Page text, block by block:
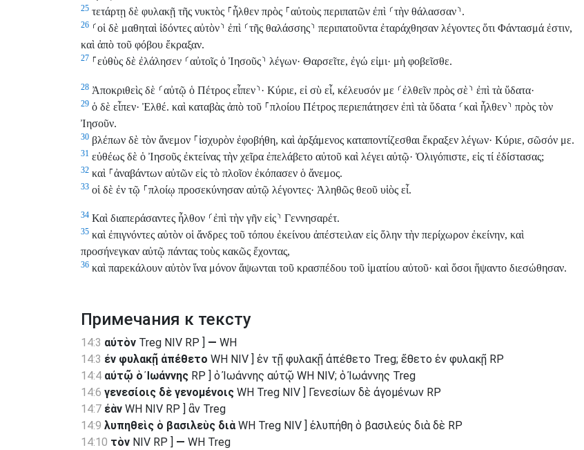
25 τετάρτῃ δὲ φυλακῇ τῆς νυκτὸς ⸀ἦλθεν πρὸς ⸀αὐτοὺς περιπατῶν ἐπὶ ⸂τὴν θάλασσαν⸃.
26 ⸂οἱ δὲ μαθηταὶ ἰδόντες αὐτὸν⸃ ἐπὶ ⸂τῆς θαλάσσης⸃ περιπατοῦντα ἐταράχθησαν λέγοντες ὅτι Φάντασμά ἐστιν,
καὶ ἀπὸ τοῦ φόβου ἔκραξαν.
27 ⸀εὐθὺς δὲ ἐλάλησεν ⸂αὐτοῖς ὁ Ἰησοῦς⸃ λέγων· Θαρσεῖτε, ἐγώ εἰμι· μὴ φοβεῖσθε.
28 Ἀποκριθεὶς δὲ ⸂αὐτῷ ὁ Πέτρος εἶπεν⸃· Κύριε, εἰ σὺ εἶ, κέλευσόν με ⸂ἐλθεῖν πρὸς σὲ⸃ ἐπὶ τὰ ὕδατα·
29 ὁ δὲ εἶπεν· Ἐλθέ. καὶ καταβὰς ἀπὸ τοῦ ⸀πλοίου Πέτρος περιεπάτησεν ἐπὶ τὰ ὕδατα ⸂καὶ ἦλθεν⸃ πρὸς τὸν
Ἰησοῦν.
30 βλέπων δὲ τὸν ἄνεμον ⸀ἰσχυρὸν ἐφοβήθη, καὶ ἀρξάμενος καταποντίζεσθαι ἔκραξεν λέγων· Κύριε, σῶσόν με.
31 εὐθέως δὲ ὁ Ἰησοῦς ἐκτείνας τὴν χεῖρα ἐπελάβετο αὐτοῦ καὶ λέγει αὐτῷ· Ὀλιγόπιστε, εἰς τί ἐδίστασας;
32 καὶ ⸀ἀναβάντων αὐτῶν εἰς τὸ πλοῖον ἐκόπασεν ὁ ἄνεμος.
33 οἱ δὲ ἐν τῷ ⸀πλοίῳ προσεκύνησαν αὐτῷ λέγοντες· Ἀληθῶς θεοῦ υἱὸς εἶ.
34 Καὶ διαπεράσαντες ἦλθον ⸂ἐπὶ τὴν γῆν εἰς⸃ Γεννησαρέτ.
35 καὶ ἐπιγνόντες αὐτὸν οἱ ἄνδρες τοῦ τόπου ἐκείνου ἀπέστειλαν εἰς ὅλην τὴν περίχωρον ἐκείνην, καὶ
προσήνεγκαν αὐτῷ πάντας τοὺς κακῶς ἔχοντας,
36 καὶ παρεκάλουν αὐτὸν ἵνα μόνον ἅψωνται τοῦ κρασπέδου τοῦ ἱματίου αὐτοῦ· καὶ ὅσοι ἥψαντο διεσώθησαν.
Примечания к тексту
14:3 αὐτὸν Treg NIV RP ] — WH
14:3 ἐν φυλακῇ ἀπέθετο WH NIV ] ἐν τῇ φυλακῇ ἀπέθετο Treg; ἔθετο ἐν φυλακῇ RP
14:4 αὐτῷ ὁ Ἰωάννης RP ] ὁ Ἰωάννης αὐτῷ WH NIV; ὁ Ἰωάννης Treg
14:6 γενεσίοις δὲ γενομένοις WH Treg NIV ] Γενεσίων δὲ ἀγομένων RP
14:7 ἐὰν WH NIV RP ] ἂν Treg
14:9 λυπηθεὶς ὁ βασιλεὺς διὰ WH Treg NIV ] ἐλυπήθη ὁ βασιλεύς διὰ δὲ RP
14:10 τὸν NIV RP ] — WH Treg